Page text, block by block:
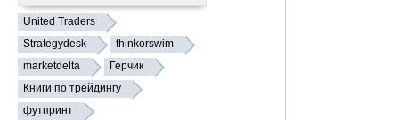
United Traders
Strategydesk
thinkorswim
marketdelta
Герчик
Книги по трейдингу
футпринт